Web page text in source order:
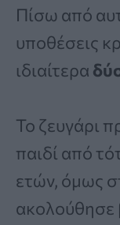
Πίσω από
υποθέσεις
ιδιαίτερα
Το ζευγάρι
παιδί από
ετών, όμως
ακολούθησε